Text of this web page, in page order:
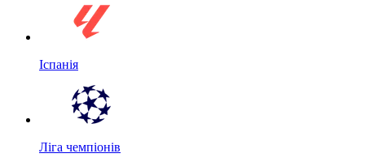
Іспанія
Ліга чемпіонів